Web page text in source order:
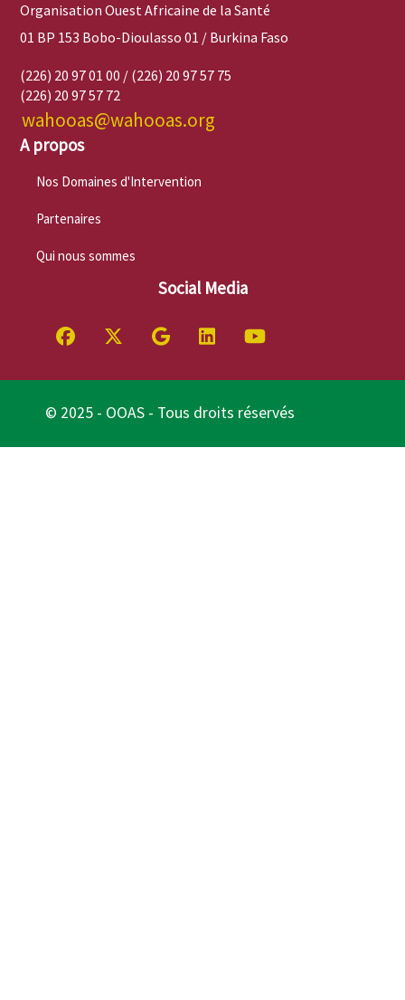
Organisation Ouest Africaine de la Santé
01 BP 153 Bobo-Dioulasso 01 / Burkina Faso
(226) 20 97 01 00 / (226) 20 97 57 75
(226) 20 97 57 72
wahooas@wahooas.org
A propos
Nos Domaines d'Intervention
Partenaires
Qui nous sommes
Social Media
© 2025 - OOAS - Tous droits réservés